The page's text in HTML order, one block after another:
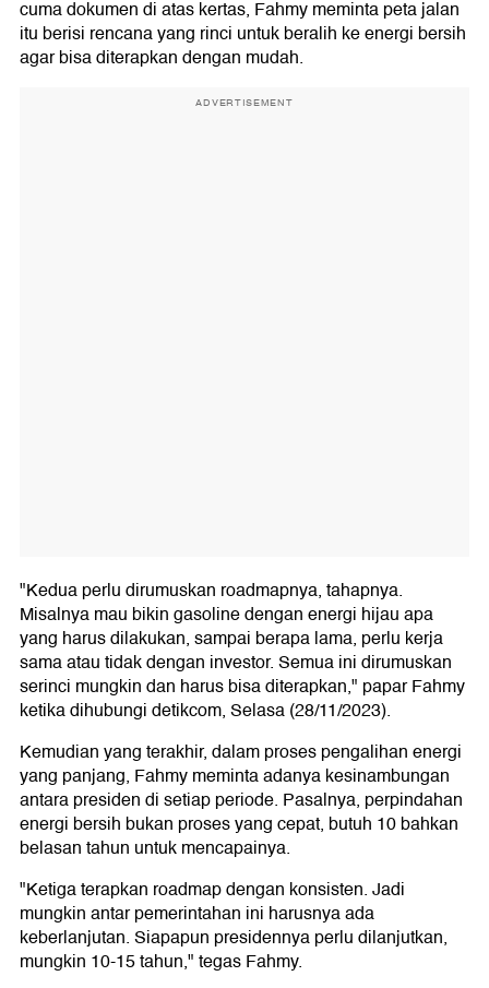
cuma dokumen di atas kertas, Fahmy meminta peta jalan
itu berisi rencana yang rinci untuk beralih ke energi bersih
agar bisa diterapkan dengan mudah.
ADVERTISEMENT
"Kedua perlu dirumuskan roadmapnya, tahapnya.
Misalnya mau bikin gasoline dengan energi hijau apa
yang harus dilakukan, sampai berapa lama, perlu kerja
sama atau tidak dengan investor. Semua ini dirumuskan
serinci mungkin dan harus bisa diterapkan," papar Fahmy
ketika dihubungi detikcom, Selasa (28/11/2023).
Kemudian yang terakhir, dalam proses pengalihan energi
yang panjang, Fahmy meminta adanya kesinambungan
antara presiden di setiap periode. Pasalnya, perpindahan
energi bersih bukan proses yang cepat, butuh 10 bahkan
belasan tahun untuk mencapainya.
"Ketiga terapkan roadmap dengan konsisten. Jadi
mungkin antar pemerintahan ini harusnya ada
keberlanjutan. Siapapun presidennya perlu dilanjutkan,
mungkin 10-15 tahun," tegas Fahmy.